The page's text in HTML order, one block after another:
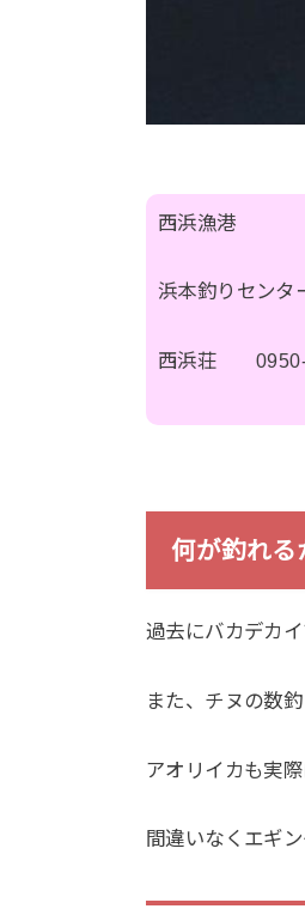
西浜漁港
浜本釣りセン
西浜荘 0950-
何が釣れる
過去にバカデカ
また、チヌの数
アオリイカも実
間違いなくエギ